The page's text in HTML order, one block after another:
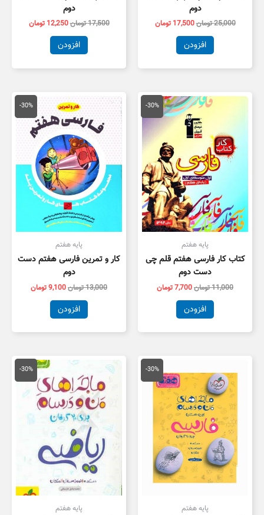
دوم
25,000تومان17,500 تومان
افزودن
دوم
17,500تومان12,250 تومان
افزودن
-30%
پایه هفتم
کتاب کار فارسی هفتم قلم چی
دست دوم
11,000تومان
قیمت
اصلی
11,000 تومان
بود.
7,700تومان
قیمت
فعلی
است.
افزودن
-30%
پایه هفتم
کار و تمرین فارسی هفتم دست
دوم
13,000تومان
اصلی
13,000 تومان
بود.
9,100تومان
قیمت
فعلی
افزودن
-30%
پایه هفتم
اصلی
20,000 تومان
بود.
قیمت
فعلی
است.
-30%
پایه هفتم
18,000 تومان
بود.
قیمت
فعلی
است.